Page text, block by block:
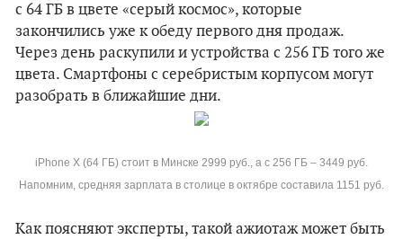
с 64 ГБ в цвете «серый космос», которые
закончились уже к обеду первого дня продаж.
Через день раскупили и устройства с 256 ГБ того же
цвета. Смартфоны с серебристым корпусом могут
разобрать в ближайшие дни.
iPhone X (64 ГБ) стоит в Минске 2999 руб., а с 256 ГБ – 3449 руб.
Напомним, средняя зарплата в столице в октябре составила 1151 руб.
Как поясняют эксперты, такой ажиотаж может быть